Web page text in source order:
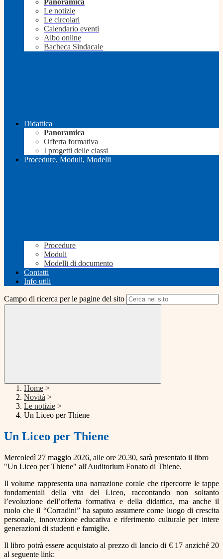
Panoramica
Le notizie
Le circolari
Calendario eventi
Albo online
Bacheca Sindacale
Didattica
Panoramica
Offerta formativa
I progetti delle classi
Procedure, Moduli, Modelli
Procedure
Moduli
Modelli di documento
Contatti
Info utili
Campo di ricerca per le pagine del sito
Home >
Novità >
Le notizie >
Un Liceo per Thiene
Un Liceo per Thiene
Mercoledì 27 maggio 2026, alle ore 20.30, sarà presentato il libro
"Un Liceo per Thiene" all'Auditorium Fonato di Thiene.
Il volume rappresenta una narrazione corale che ripercorre le tappe
fondamentali della vita del Liceo, raccontando non soltanto
l’evoluzione dell’offerta formativa e della didattica, ma anche il
ruolo che il “Corradini” ha saputo assumere come luogo di crescita
personale, innovazione educativa e riferimento culturale per intere
generazioni di studenti e famiglie.
Il libro potrà essere acquistato al prezzo di lancio di € 17 anziché 20
al seguente link: